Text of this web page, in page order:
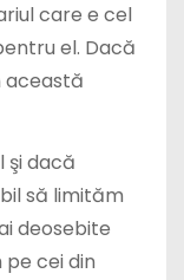
care e cel
el. Dacă
această
şi dacă
să limităm
deosebite
cei din